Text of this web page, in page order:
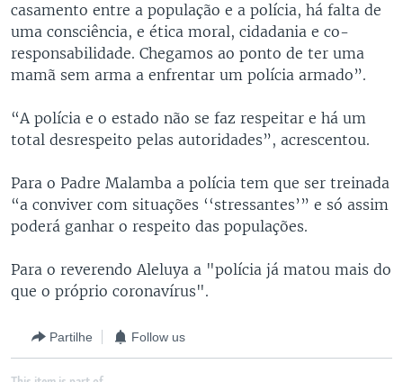
casamento entre a população e a polícia, há falta de
uma consciência, e ética moral, cidadania e co-
responsabilidade. Chegamos ao ponto de ter uma
mamã sem arma a enfrentar um polícia armado”.
“A polícia e o estado não se faz respeitar e há um
total desrespeito pelas autoridades”, acrescentou.
Para o Padre Malamba a polícia tem que ser treinada
“a conviver com situações ‘‘stressantes’” e só assim
poderá ganhar o respeito das populações.
Para o reverendo Aleluya a "polícia já matou mais do
que o próprio coronavírus".
Partilhe Follow us